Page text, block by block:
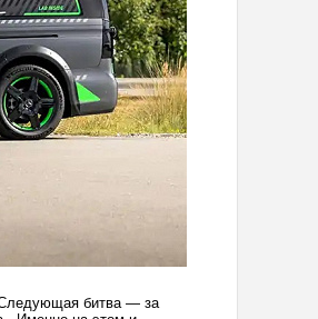
битва — за